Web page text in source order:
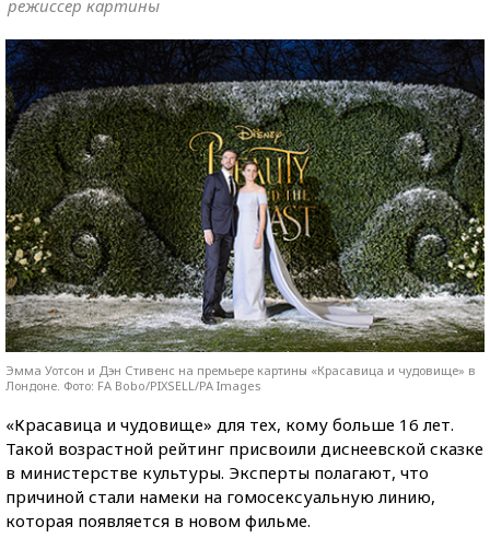
режиссер картины
Эмма Уотсон и Дэн Стивенс на премьере картины «Красавица и чудовище» в
Лондоне. Фото: FA Bobo/PIXSELL/PA Images
«Красавица и чудовище» для тех, кому больше 16 лет.
Такой возрастной рейтинг присвоили диснеевской сказке
в министерстве культуры. Эксперты полагают, что
причиной стали намеки на гомосексуальную линию,
которая появляется в новом фильме.